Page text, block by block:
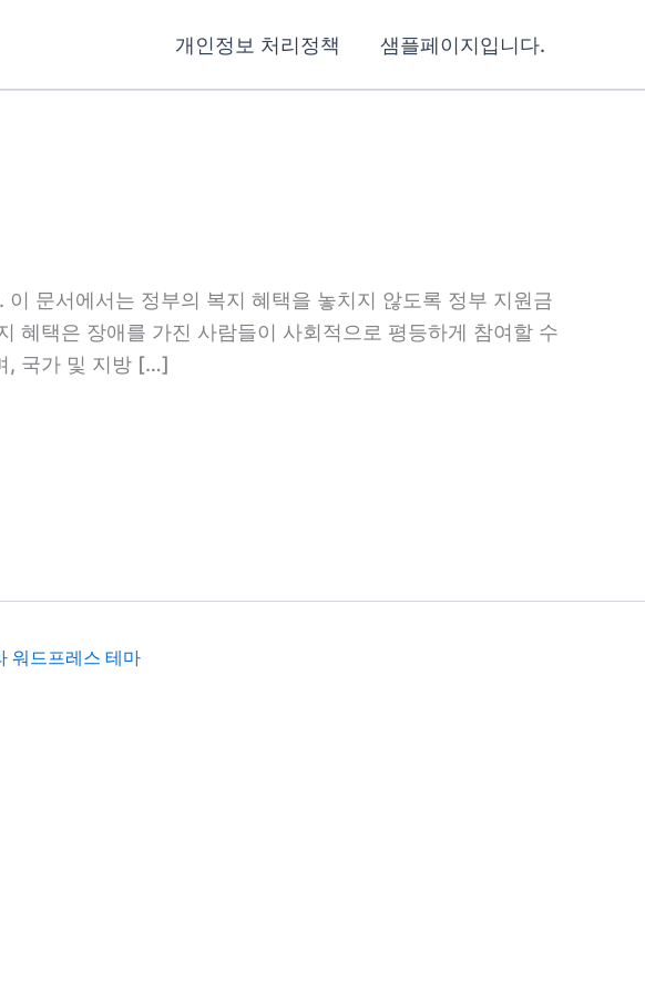
개인정보 처리정책 샘플페이지입니다.
문서에서는 정부의 복지 혜택을 놓치지 않도록 정부 지원금
혜택은 장애를 가진 사람들이 사회적으로 평등하게 참여할 수
, 국가 및 지방 […]
워드프레스 테마